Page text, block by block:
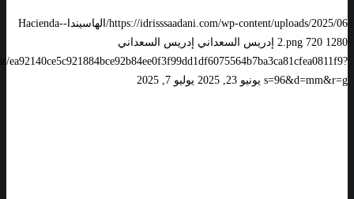
https://idrisssaadani.com/wp-content/uploads/2025/06/الهاسيندا-Hacienda-
2.png 720 1280 إدريس السعداني إدريس السعداني
ea92140ce5c921884bce92b84ee0f3f99dd1df6075564b7ba3ca81cfea0811f9?
s=96&d=mm&r=g يونيو 23, 2025 يوليو 7, 2025